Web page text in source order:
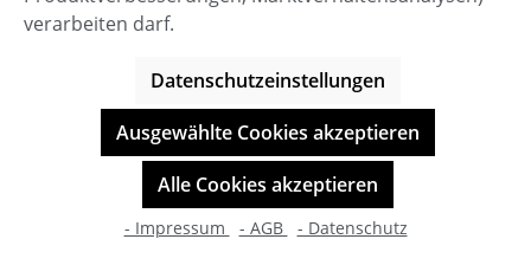
Details
verarbeiten darf.
Datenschutzeinstellungen
Ausgewählte Cookies akzeptieren
Alle Cookies akzeptieren
- Impressum - AGB - Datenschutz